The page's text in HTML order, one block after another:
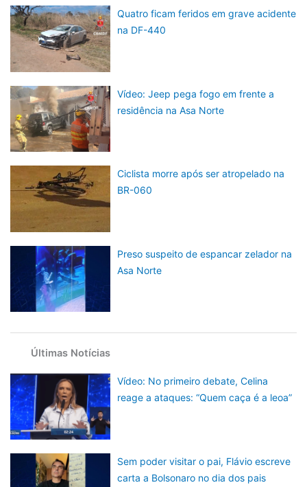
Quatro ficam feridos em grave acidente
na DF-440
Vídeo: Jeep pega fogo em frente a
residência na Asa Norte
Ciclista morre após ser atropelado na
BR-060
Preso suspeito de espancar zelador na
Asa Norte
Últimas Notícias
Vídeo: No primeiro debate, Celina
reage a ataques: “Quem caça é a leoa”
Sem poder visitar o pai, Flávio escreve
carta a Bolsonaro no dia dos pais